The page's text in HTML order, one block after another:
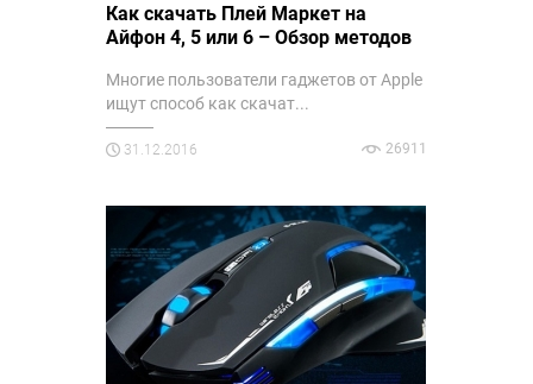
Как скачать Плей Маркет на
Айфон 4, 5 или 6 – Обзор методов
Многие пользователи гаджетов от Apple
ищут способ как скачат...
31.12.2016 26911